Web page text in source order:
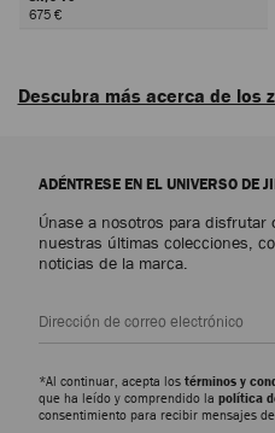
675 €
Descubra más acerca de los
versatilidad y el arte de Jimmy Choo,
hasta los modelos más
repujado que imita la piel de
elegancia y versatilidad a
ADÉNTRESE EN EL UNIVERSO DE
Únase a nosotros para disfrutar
nuestras últimas colecciones,
noticias de la marca.
*Al continuar, acepta los términos y
que ha leído y comprendido la política
consentimiento para recibir mensajes